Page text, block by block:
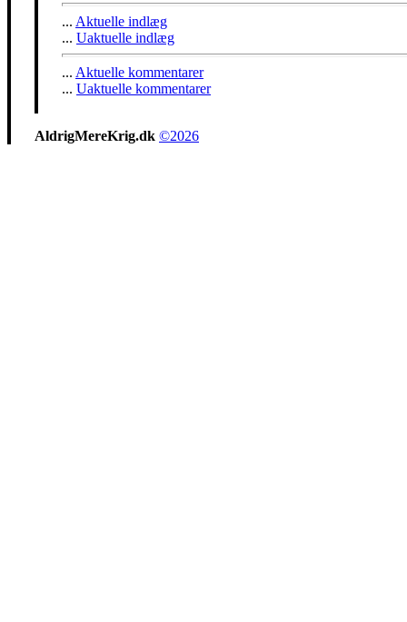
... Aktuelle indlæg
... Uaktuelle indlæg
... Aktuelle kommentarer
... Uaktuelle kommentarer
AldrigMereKrig.dk ©2026